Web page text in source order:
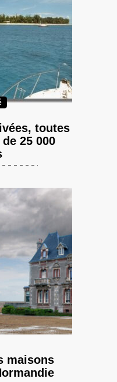
toutes
25 000
maisons